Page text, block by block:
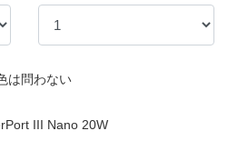
は問わない
III Nano 20W